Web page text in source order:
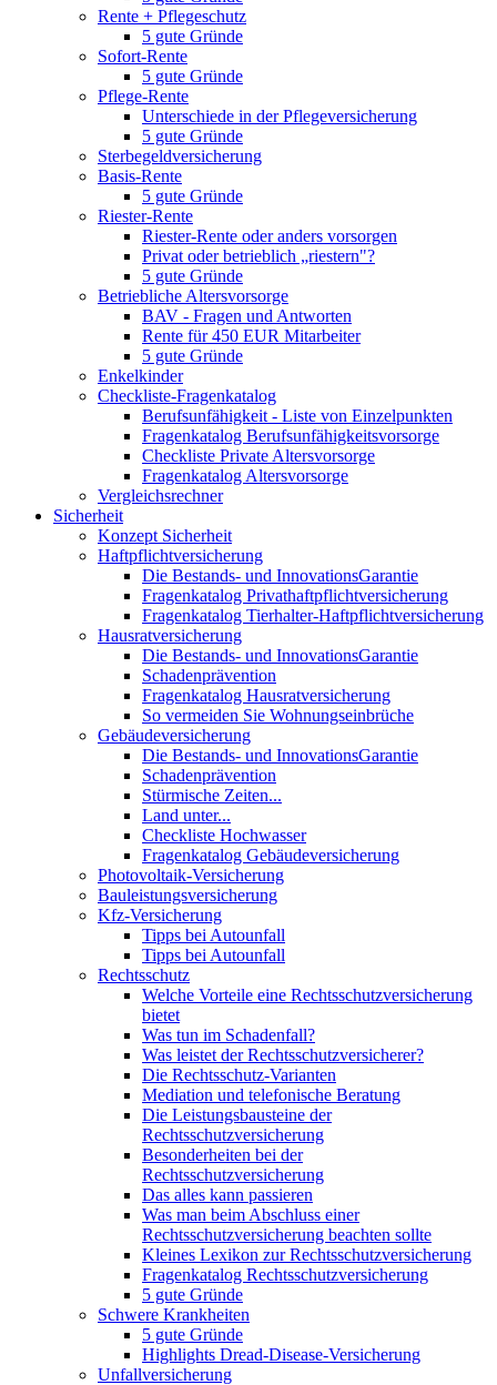
Rente + Pflegeschutz
5 gute Gründe
Sofort-Rente
5 gute Gründe
Pflege-Rente
Unterschiede in der Pflegeversicherung
5 gute Gründe
Sterbegeldversicherung
Basis-Rente
5 gute Gründe
Riester-Rente
Riester-Rente oder anders vorsorgen
Privat oder betrieblich „riestern"?
5 gute Gründe
Betriebliche Altersvorsorge
BAV - Fragen und Antworten
Rente für 450 EUR Mitarbeiter
5 gute Gründe
Enkelkinder
Checkliste-Fragenkatalog
Berufsunfähigkeit - Liste von Einzelpunkten
Fragenkatalog Berufsunfähigkeitsvorsorge
Checkliste Private Altersvorsorge
Fragenkatalog Altersvorsorge
Vergleichsrechner
Sicherheit
Konzept Sicherheit
Haftpflichtversicherung
Die Bestands- und InnovationsGarantie
Fragenkatalog Privathaftpflichtversicherung
Fragenkatalog Tierhalter-Haftpflichtversicherung
Hausratversicherung
Die Bestands- und InnovationsGarantie
Schadenprävention
Fragenkatalog Hausratversicherung
So vermeiden Sie Wohnungseinbrüche
Gebäudeversicherung
Die Bestands- und InnovationsGarantie
Schadenprävention
Stürmische Zeiten...
Land unter...
Checkliste Hochwasser
Fragenkatalog Gebäudeversicherung
Photovoltaik-Versicherung
Bauleistungsversicherung
Kfz-Versicherung
Tipps bei Autounfall
Tipps bei Autounfall
Rechtsschutz
Welche Vorteile eine Rechtsschutzversicherung
bietet
Was tun im Schadenfall?
Was leistet der Rechtsschutzversicherer?
Die Rechtsschutz-Varianten
Mediation und telefonische Beratung
Die Leistungsbausteine der
Rechtsschutzversicherung
Besonderheiten bei der
Rechtsschutzversicherung
Das alles kann passieren
Was man beim Abschluss einer
Rechtsschutzversicherung beachten sollte
Kleines Lexikon zur Rechtsschutzversicherung
Fragenkatalog Rechtsschutzversicherung
5 gute Gründe
Schwere Krankheiten
5 gute Gründe
Highlights Dread-Disease-Versicherung
Unfallversicherung